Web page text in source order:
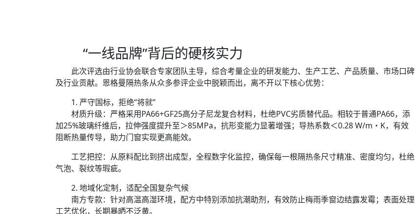
“一线品牌”背后的硬核实力
此次评选由行业协会联合专家团队主导，综合考量企业的研发能力、生产工艺、产品质量、市场口碑
及行业贡献。恩格曼隔热条从众多参评企业中脱颖而出，离不开以下核心优势：
1. 严守国标，拒绝“将就”
材质升级：严格采用PA66+GF25高分子尼龙复合材料，杜绝PVC劣质替代品。相较于普通PA66，添
加25%玻璃纤维后，拉伸强度提升至＞85MPa，抗形变能力显著增强；导热系数＜0.28 W/m・K，有效
阻断热量传导，助力门窗实现更高能效。
工艺把控：从原料配比到挤出成型，全程数字化监控，确保每一根隔热条尺寸精准、密度均匀，杜绝
气泡、裂纹等瑕疵。
2. 地域化定制，适配全国复杂气候
南方专款：针对高温高湿环境，配方中特别添加抗潮助剂，有效防止梅雨季窗边结露发霉；表面处理
工艺优化，长期暴晒不泛黄。